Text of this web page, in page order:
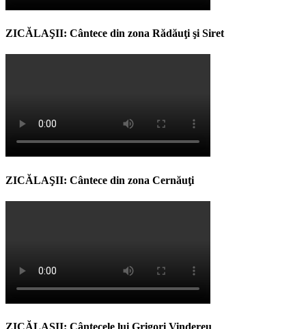
ZICĂLAŞII: Cântece din zona Rădăuţi şi Siret
ZICĂLAŞII: Cântece din zona Cernăuţi